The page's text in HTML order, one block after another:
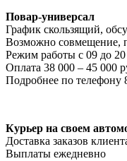
Повар-универсал
График скользящий,
Возможно совмещение,
Режим работы с 09 до
Оплата 38 000 – 45 000
Подробнее по телефону
Курьер на своем
Доставка заказов
Выплаты ежедневно